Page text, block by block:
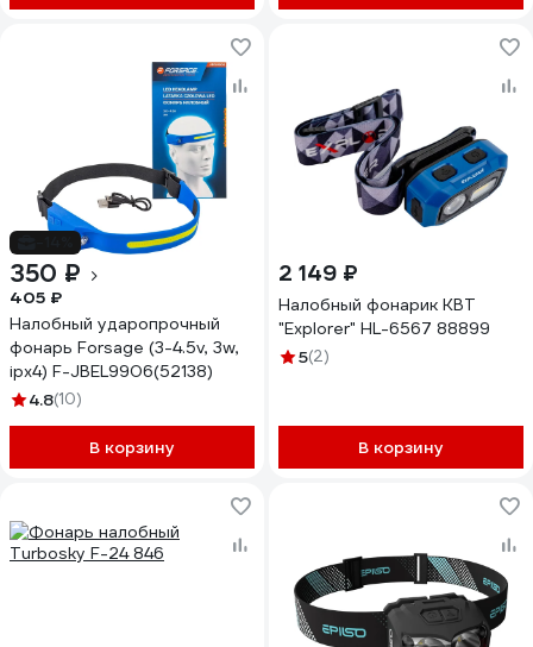
350 ₽
405 ₽
Налобный ударопрочный
фонарь Forsage (3-4.5v, 3w,
ipx4) F-JBEL9906(52138)
4.8(10)
В корзину
2 149 ₽
Налобный фонарик КВТ
"Explorer" HL-6567 88899
5(2)
В корзину